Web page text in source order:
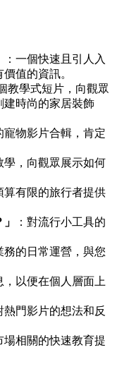
：一個快速且引人入
值的資訊。
教學式短片，向觀眾
建時尚的家居裝飾
寵物影片合輯，肯定
學，向觀眾展示如何
算有限的旅行者提供
：對流行小工具的
務的日常運營，與您
，以便在個人層面上
熱門影片的想法和反
場相關的快速教育提